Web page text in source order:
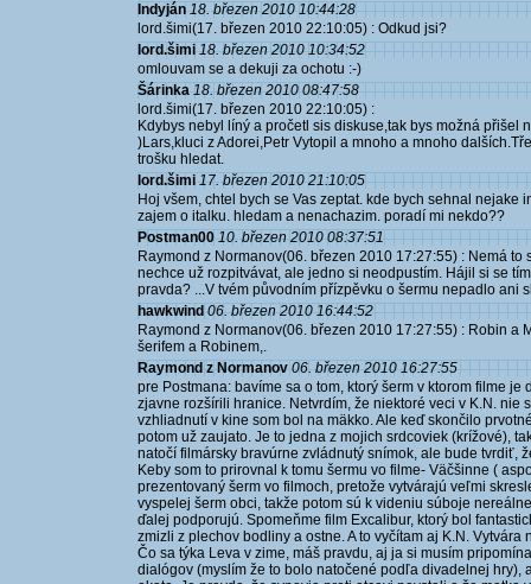
Indyján 18. březen 2010 10:44:28
lord.šimi(17. březen 2010 22:10:05) : Odkud jsi?
lord.šimi 18. březen 2010 10:34:52
omlouvam se a dekuji za ochotu :-)
Šárinka 18. březen 2010 08:47:58
lord.šimi(17. březen 2010 22:10:05) :
Kdybys nebyl líný a pročetl sis diskuse,tak bys možná přišel
)Lars,kluci z Adorei,Petr Vytopil a mnoho a mnoho
trošku hledat.
lord.šimi 17. březen 2010 21:10:05
Hoj všem, chtel bych se Vas zeptat. kde bych sehnal nejake
zajem o italku. hledam a nenachazim. poradí mi nekdo??
Postman00 10. březen 2010 08:37:51
Raymond z Normanov(06. březen 2010 17:27:55) : Nemá
nechce už rozpitvávat, ale jedno si neodpustím. Hájil si se
pravda? ...V tvém původním přízpěvku o šermu nepadlo ani
hawkwind 06. březen 2010 16:44:52
Raymond z Normanov(06. březen 2010 17:27:55) : Robin
šerifem a Robinem,.
Raymond z Normanov 06. březen 2010 16:27:55
pre Postmana: bavíme sa o tom, ktorý šerm v ktorom filme
zjavne rozšírili hranice. Netvrdím, že niektoré veci v K.N. nie
vzhliadnutí v kine som bol na mäkko. Ale keď skončilo
potom už zaujato. Je to jedna z mojich srdcoviek (krížové),
natočí filmársky bravúrne zvládnutý snímok, ale bude tvrdiť,
Keby som to prirovnal k tomu šermu vo filme- Väčšinne (
prezentovaný šerm vo filmoch, pretože vytvárajú veľmi
vyspelej šerm obci, takže potom sú k videniu súboje
ďalej podporujú. Spomeňme film Excalibur, ktorý bol
zmizli z plechov bodliny a ostne. A to vyčítam aj K.N. Vytvára
Čo sa týka Leva v zime, máš pravdu, aj ja si musím
dialógov (myslím že to bolo natočené podľa divadelnej hry),